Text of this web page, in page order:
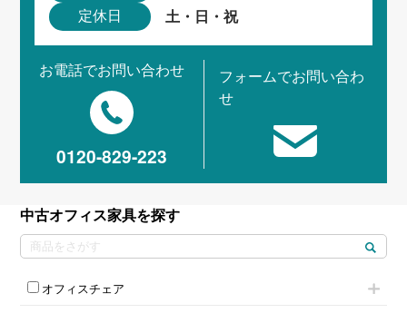
定休日 土・日・祝
お電話でお問い合わせ
0120-829-223
フォームでお問い合わ
せ
中古オフィス家具を探す
オフィスチェア